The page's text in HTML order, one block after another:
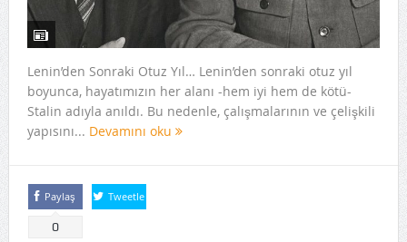
Lenin’den Sonraki Otuz Yıl… Lenin’den sonraki otuz yıl
boyunca, hayatımızın her alanı -hem iyi hem de kötü-
Stalin adıyla anıldı. Bu nedenle, çalışmalarının ve çelişkili
yapısını... Devamını oku
Paylaş
0
Tweetle